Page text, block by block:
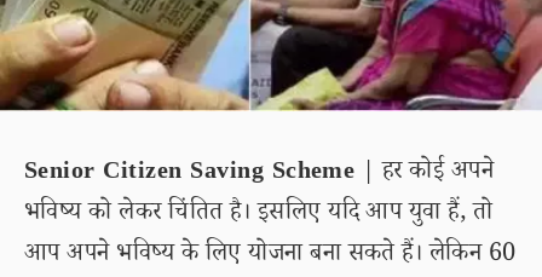
Senior Citizen Saving Scheme | हर कोई अपने
भविष्य को लेकर चिंतित है। इसलिए यदि आप युवा हैं, तो
आप अपने भविष्य के लिए योजना बना सकते हैं। लेकिन 60